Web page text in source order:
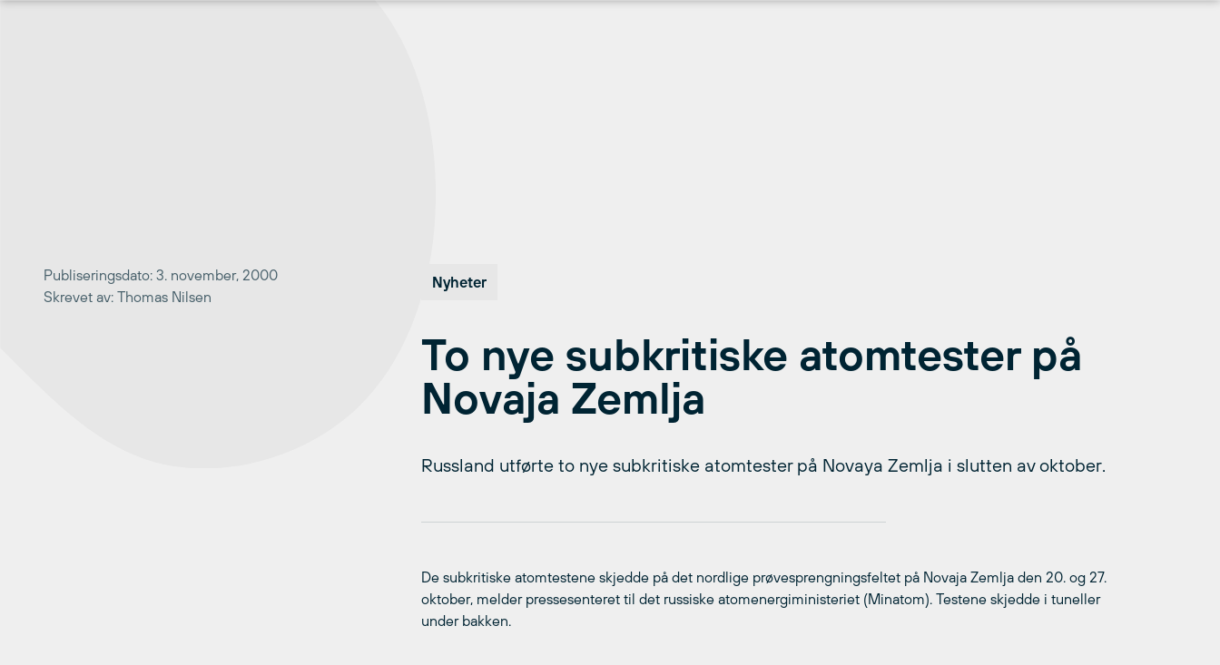
Publiseringsdato: 3. november, 2000
Skrevet av: Thomas Nilsen
Nyheter
To nye subkritiske atomtester på
Novaja Zemlja
Russland utførte to nye subkritiske atomtester på Novaya Zemlja i slutten av oktober.
De subkritiske atomtestene skjedde på det nordlige prøvesprengningsfeltet på Novaja Zemlja den 20. og 27.
oktober, melder pressesenteret til det russiske atomenergiministeriet (Minatom). Testene skjedde i tuneller
under bakken.